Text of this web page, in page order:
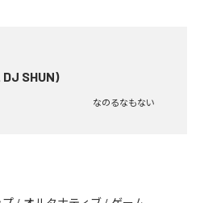
SHUN)
なのるなもない